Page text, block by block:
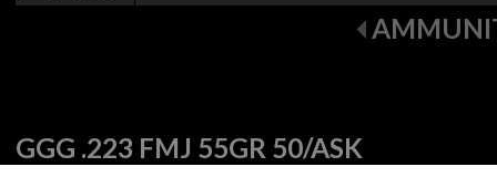
GGG .223 FMJ 55GR 50/ASK